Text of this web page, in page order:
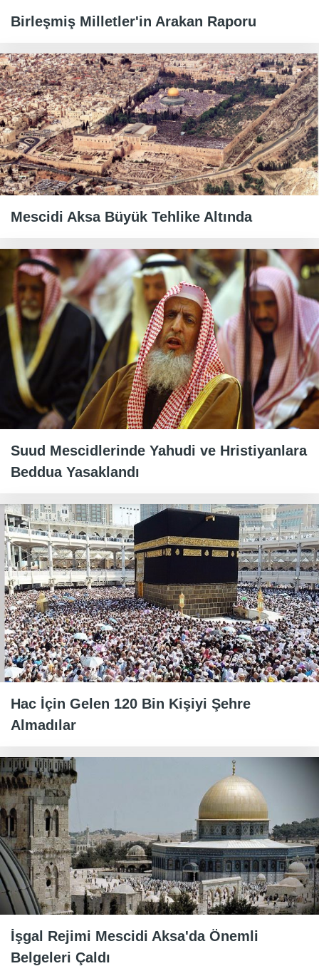
Birleşmiş Milletler'in Arakan Raporu
Mescidi Aksa Büyük Tehlike Altında
Suud Mescidlerinde Yahudi ve Hristiyanlara
Beddua Yasaklandı
Hac İçin Gelen 120 Bin Kişiyi Şehre
Almadılar
İşgal Rejimi Mescidi Aksa'da Önemli
Belgeleri Çaldı